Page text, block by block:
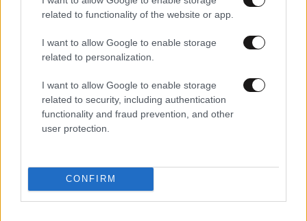
related to functionality of the website or app.
I want to allow Google to enable storage
related to personalization.
I want to allow Google to enable storage
related to security, including authentication
functionality and fraud prevention, and other
user protection.
CONFIRM
24·06·2011 13:07
«Η ιδέα είναι καταπληκτική και επαναστατική»